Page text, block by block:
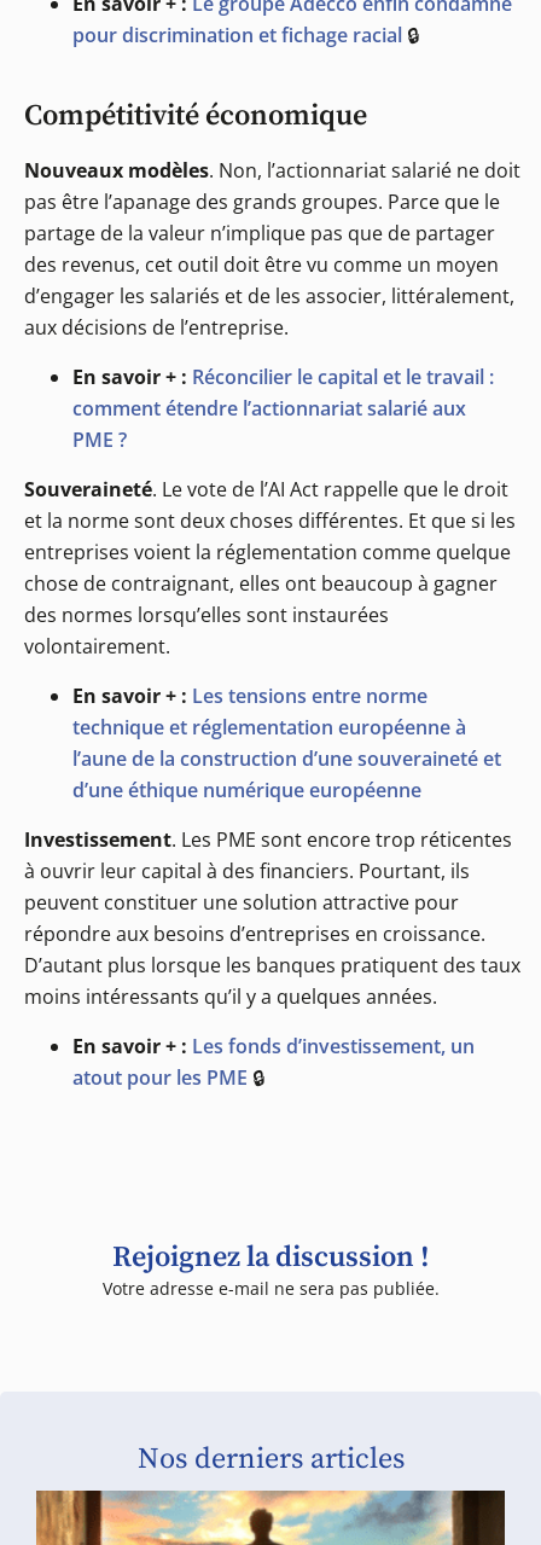
pour discrimination et fichage racial 🔒
Compétitivité économique
Nouveaux modèles. Non, l’actionnariat salarié ne doit
pas être l’apanage des grands groupes. Parce que le
partage de la valeur n’implique pas que de partager
des revenus, cet outil doit être vu comme un moyen
d’engager les salariés et de les associer, littéralement,
aux décisions de l’entreprise.
En savoir + : Réconcilier le capital et le travail :
comment étendre l’actionnariat salarié aux
PME ?
Souveraineté. Le vote de l’AI Act rappelle que le droit
et la norme sont deux choses différentes. Et que si les
entreprises voient la réglementation comme quelque
chose de contraignant, elles ont beaucoup à gagner
des normes lorsqu’elles sont instaurées
volontairement.
En savoir + : Les tensions entre norme
technique et réglementation européenne à
l’aune de la construction d’une souveraineté et
d’une éthique numérique européenne
Investissement. Les PME sont encore trop réticentes
à ouvrir leur capital à des financiers. Pourtant, ils
peuvent constituer une solution attractive pour
répondre aux besoins d’entreprises en croissance.
D’autant plus lorsque les banques pratiquent des taux
moins intéressants qu’il y a quelques années.
En savoir + : Les fonds d’investissement, un
atout pour les PME 🔒
Rejoignez la discussion !
Votre adresse e-mail ne sera pas publiée.
Nos derniers articles